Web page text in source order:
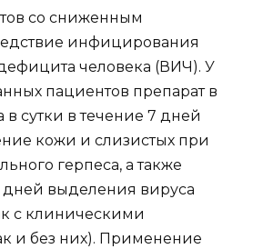
со сниженным
инфицирования
человека (ВИЧ). У
пациентов препарат в
в сутки в течение 7 дней
кожи и слизистых при
герпеса, а также
выделения вируса
с клиническими
и без них). Применение